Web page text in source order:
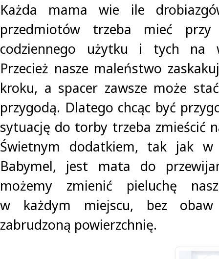
Każda mama wie ile
przedmiotów trzeba mieć
codziennego użytku i tych na
Przecież nasze maleństwo
kroku, a spacer zawsze może
przygodą. Dlatego chcąc być
sytuację do torby trzeba zmieścić
Świetnym dodatkiem, tak jak w
Babymel, jest mata do
możemy zmienić pieluchę
w każdym miejscu, bez
zabrudzoną powierzchnię.